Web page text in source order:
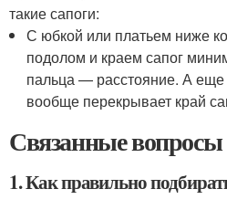
такие сапоги:
С юбкой или платьем ниже
подолом и краем сапог
пальца — расстояние. А
вообще перекрывает край
Связанные
1. Как правильно